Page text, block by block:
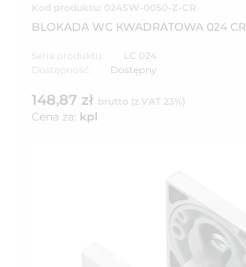
Kod produktu: 024SW-0050-Z-CR
BLOKADA WC KWADRATOWA 024 CR
Seria produktu:
LC 024
Dostępność:
Dostępny
148,87 zł brutto (z VAT 23%)
Cena za: kpl